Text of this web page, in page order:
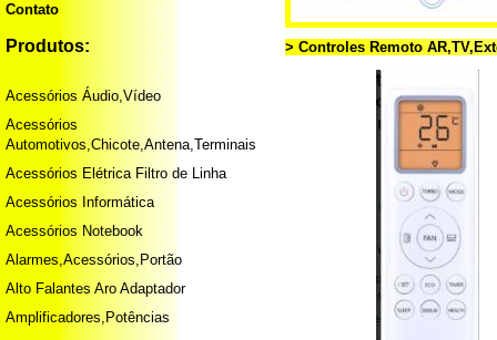
Contato
Produtos:
Acessórios Áudio,Vídeo
Acessórios
Automotivos,Chicote,Antena,Terminais
Acessórios Elétrica Filtro de Linha
Acessórios Informática
Acessórios Notebook
Alarmes,Acessórios,Portão
Alto Falantes Aro Adaptador
Amplificadores,Potências
> Controles Remoto